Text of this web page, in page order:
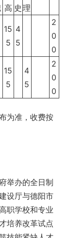
高 史 理
15
5
4
5
2
0
0
15
5
4
5
2
0
0
为准，收费按
举办的全日制
设厅与德阳市
职学校和专业
培养改革试点